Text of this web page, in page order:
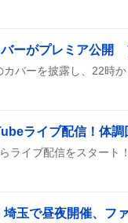
ライブ配信！体調
埼玉で昼夜開催、フ